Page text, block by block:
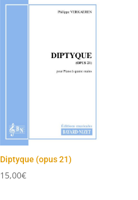
Diptyque (opus 21)
15,00€